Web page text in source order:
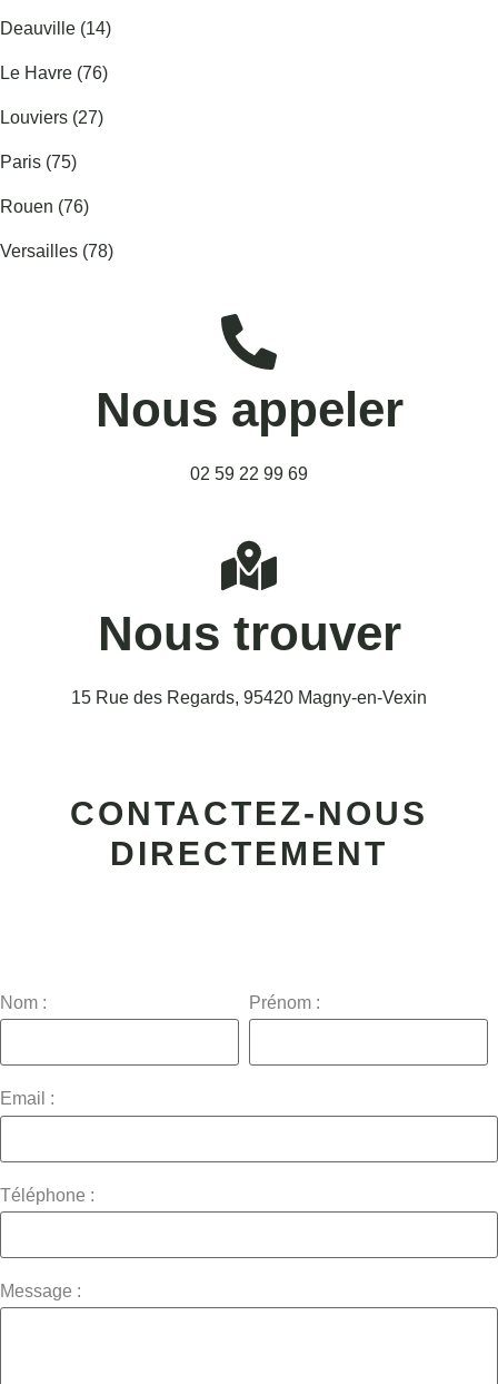
Deauville (14)
Le Havre (76)
Louviers (27)
Paris (75)
Rouen (76)
Versailles (78)
Nous appeler
02 59 22 99 69
Nous trouver
15 Rue des Regards, 95420 Magny-en-Vexin
CONTACTEZ-NOUS
DIRECTEMENT
Nom : Prénom :
Email :
Téléphone :
Message :